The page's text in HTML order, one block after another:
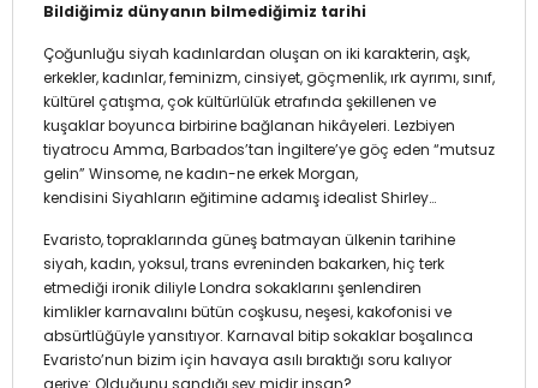
Bildiğimiz dünyanın bilmediğimiz tarihi
Çoğunluğu siyah kadınlardan oluşan on iki karakterin, aşk,
erkekler, kadınlar, feminizm, cinsiyet, göçmenlik, ırk ayrımı, sınıf,
kültürel çatışma, çok kültürlülük etrafında şekillenen ve
kuşaklar boyunca birbirine bağlanan hikâyeleri. Lezbiyen
tiyatrocu Amma, Barbados’tan İngiltere’ye göç eden “mutsuz
gelin” Winsome, ne kadın-ne erkek Morgan,
kendisini Siyahların eğitimine adamış idealist Shirley…
Evaristo, topraklarında güneş batmayan ülkenin tarihine
siyah, kadın, yoksul, trans evreninden bakarken, hiç terk
etmediği ironik diliyle Londra sokaklarını şenlendiren
kimlikler karnavalını bütün coşkusu, neşesi, kakofonisi ve
absürtlüğüyle yansıtıyor. Karnaval bitip sokaklar boşalınca
Evaristo’nun bizim için havaya asılı bıraktığı soru kalıyor